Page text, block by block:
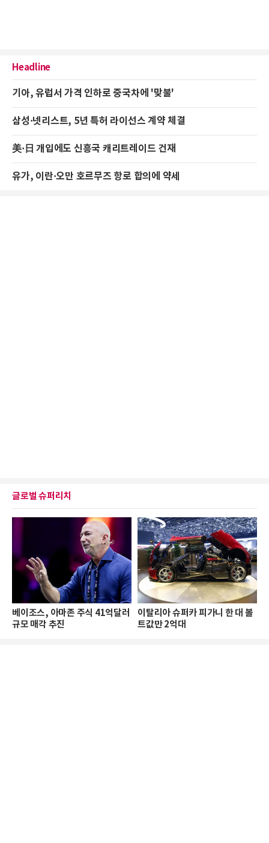
Headline
기아, 유럽서 가격 인하로 중국차에 '맞불'
삼성·넷리스트, 5년 특허 라이선스 계약 체결
美·日 개입에도 신흥국 캐리트레이드 건재
유가, 이란·오만 호르무즈 항로 합의에 약세
글로벌 슈퍼리치
베이조스, 아마존 주식 41억달러
규모 매각 추진
이탈리아 슈퍼카 피가니 한 대 볼
트값만 2억대